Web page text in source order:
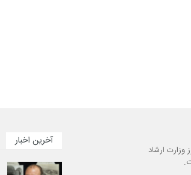
آخرین اخبار
وزارت ارشاد